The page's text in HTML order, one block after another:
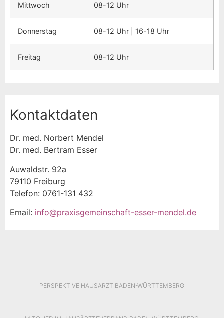
Mittwoch 08-12 Uhr
Donnerstag 08-12 Uhr | 16-18 Uhr
Freitag 08-12 Uhr
Kontaktdaten
Dr. med. Norbert Mendel
Dr. med. Bertram Esser
Auwaldstr. 92a
79110 Freiburg
Telefon: 0761-131 432
Email: info@praxisgemeinschaft-esser-mendel.de
PERSPEKTIVE HAUSARZT BADEN-WÜRTTEMBERG